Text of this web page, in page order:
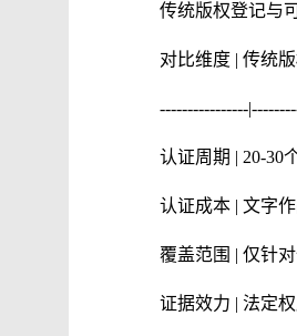
传统版权登记与
对比维度 | 传统
----------------
认证周期 | 20-30
认证成本 | 文字
覆盖范围 | 仅针
证据效力 | 法定